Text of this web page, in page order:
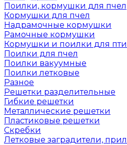
Поилки, кормушки для пчел
Кормушки для пчел
Надрамочные кормушки
Рамочные кормушки
Кормушки и поилки для
Поилки для пчел
Поилки вакуумные
Поилки летковые
Разное
Решетки разделительные
Гибкие решетки
Металлические решетки
Пластиковые решетки
Скребки
Летковые заградители,